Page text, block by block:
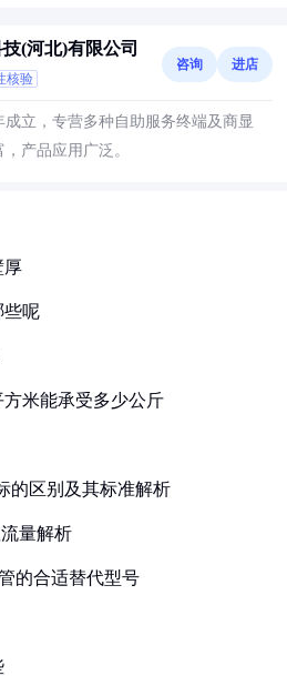
(河北)有限公司
核验
咨询 进店
立，专营多种自助服务终端及商显
产品应用广泛。
厚
些呢
米能承受多少公斤
的区别及其标准解析
量解析
的合适替代型号